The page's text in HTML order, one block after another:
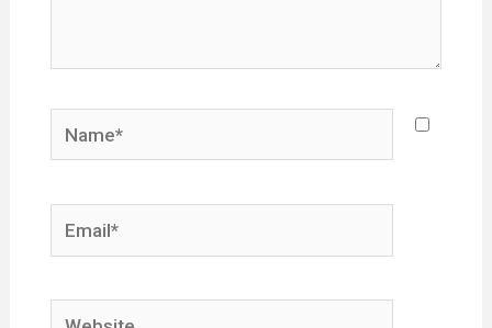
Name*
Email*
Website